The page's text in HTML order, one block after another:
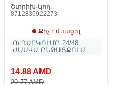
Շտրիխ-կոդ
8712836922273
Քիչ է մնացել
ՈւՂԱՐԿՈՒՄԸ 24/48
ԺԱՄՎԱ ԸՆԹԱՑՔՈՒՄ
14.88 AMD
29.77 AMD